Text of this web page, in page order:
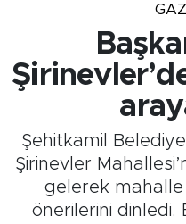
Şehitkamil
Şirinevler
gelerek
önerilerini dinledi.
Son Dakika
Haber Arşivi